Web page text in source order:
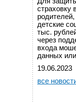
страховку
детские
тыс.
через
входа
данных
19.06.2023
все